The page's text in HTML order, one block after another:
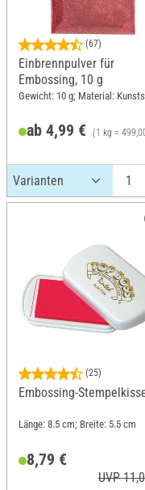
(67)
Einbrennpulver für
Embossing, 10 g
Gewicht: 10 g; Material:
ab 4,99 € (1 kg =
(25)
Embossing-
Länge: 8.5 cm; Breite: 5.5 cm
8,79 €
UVP